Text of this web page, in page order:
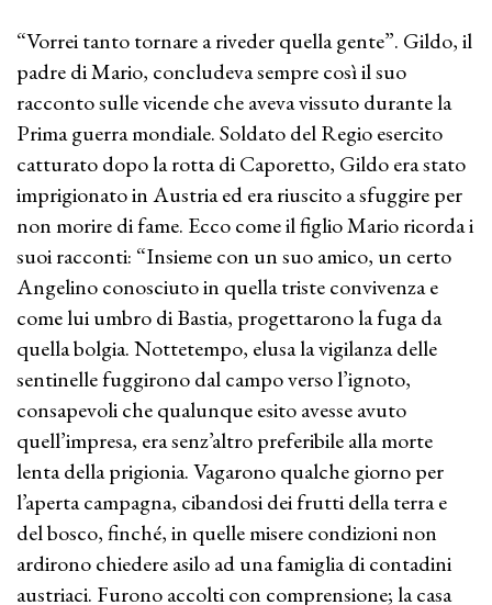
“Vorrei tanto tornare a riveder quella gente”. Gildo, il
padre di Mario, concludeva sempre così il suo
racconto sulle vicende che aveva vissuto durante la
Prima guerra mondiale. Soldato del Regio esercito
catturato dopo la rotta di Caporetto, Gildo era stato
imprigionato in Austria ed era riuscito a sfuggire per
non morire di fame. Ecco come il figlio Mario ricorda i
suoi racconti: “Insieme con un suo amico, un certo
Angelino conosciuto in quella triste convivenza e
come lui umbro di Bastia, progettarono la fuga da
quella bolgia. Nottetempo, elusa la vigilanza delle
sentinelle fuggirono dal campo verso l’ignoto,
consapevoli che qualunque esito avesse avuto
quell’impresa, era senz’altro preferibile alla morte
lenta della prigionia. Vagarono qualche giorno per
l’aperta campagna, cibandosi dei frutti della terra e
del bosco, finché, in quelle misere condizioni non
ardirono chiedere asilo ad una famiglia di contadini
austriaci. Furono accolti con comprensione; la casa